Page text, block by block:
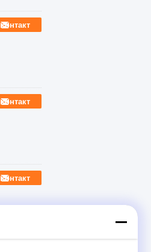
контакт
контакт
контакт